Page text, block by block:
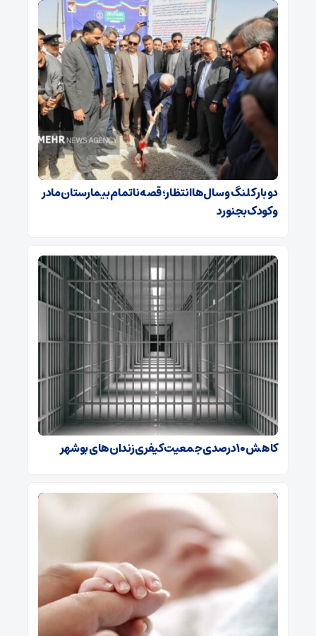
دو بار کلنگ و سال‌ها انتظار؛ قصه ناتمام بیمارستان مادر
و کودک بجنورد
کاهش ۱۰ درصدی جمعیت کیفری زندان‌های بوشهر